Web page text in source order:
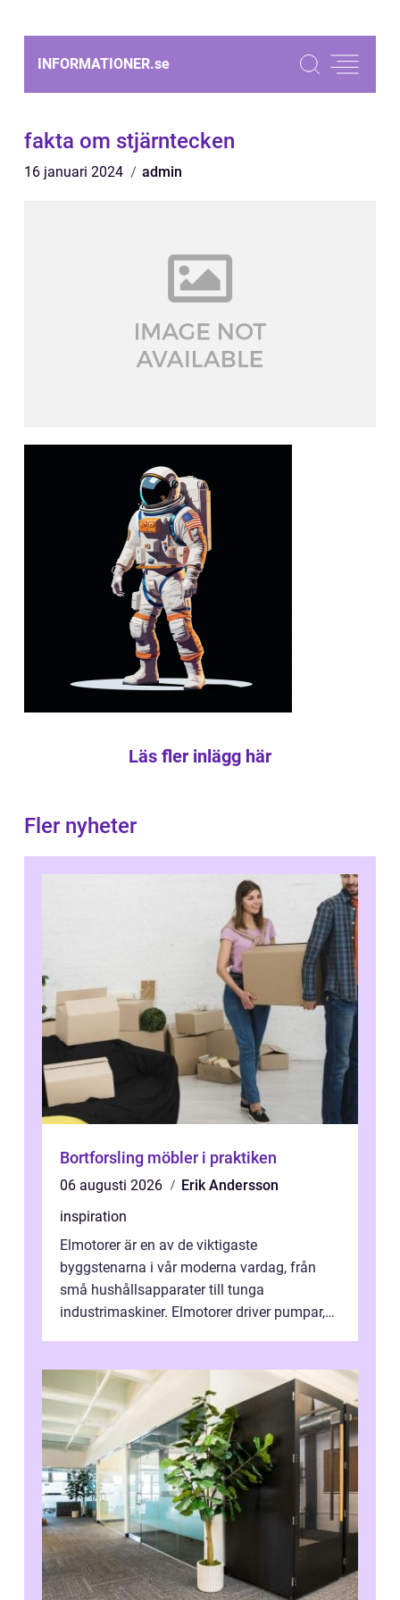
INFORMATIONER.se
fakta om stjärntecken
16 januari 2024 admin
Läs fler inlägg här
Fler nyheter
Bortforsling möbler i praktiken
06 augusti 2026
Erik Andersson
inspiration
Elmotorer är en av de viktigaste
byggstenarna i vår moderna vardag, från
små hushållsapparater till tunga
industrimaskiner. Elmotorer driver pumpar,